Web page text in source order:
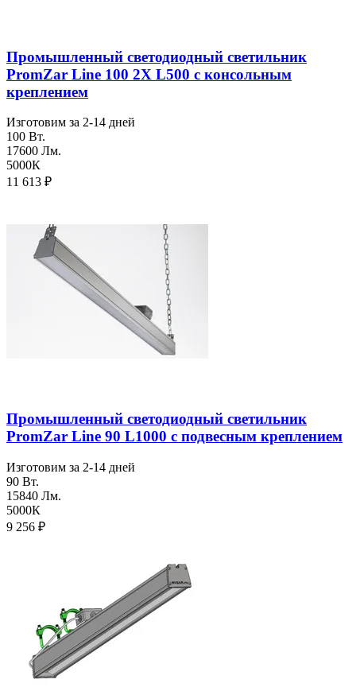
Промышленный светодиодный светильник
PromZar Line 100 2Х L500 с консольным
креплением
Изготовим за 2-14 дней
100 Вт.
17600 Лм.
5000К
11 613 ₽
Промышленный светодиодный светильник
PromZar Line 90 L1000 с подвесным креплением
Изготовим за 2-14 дней
90 Вт.
15840 Лм.
5000К
9 256 ₽